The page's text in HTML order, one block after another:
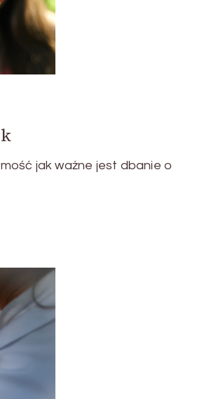
jak ważne jest dbanie o